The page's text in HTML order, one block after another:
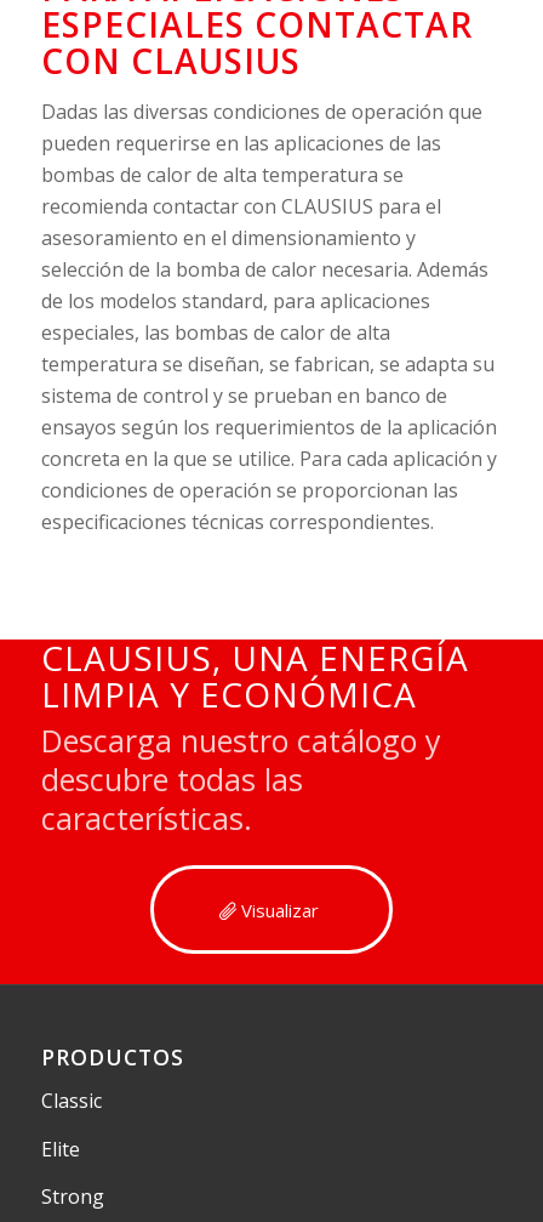
ESPECIALES CONTACTAR
CON CLAUSIUS
Dadas las diversas condiciones de operación que
pueden requerirse en las aplicaciones de las
bombas de calor de alta temperatura se
recomienda contactar con CLAUSIUS para el
asesoramiento en el dimensionamiento y
selección de la bomba de calor necesaria. Además
de los modelos standard, para aplicaciones
especiales, las bombas de calor de alta
temperatura se diseñan, se fabrican, se adapta su
sistema de control y se prueban en banco de
ensayos según los requerimientos de la aplicación
concreta en la que se utilice. Para cada aplicación y
condiciones de operación se proporcionan las
especificaciones técnicas correspondientes.
CLAUSIUS, UNA ENERGÍA
LIMPIA Y ECONÓMICA
Descarga nuestro catálogo y
descubre todas las
características.
Visualizar
PRODUCTOS
Classic
Elite
Strong